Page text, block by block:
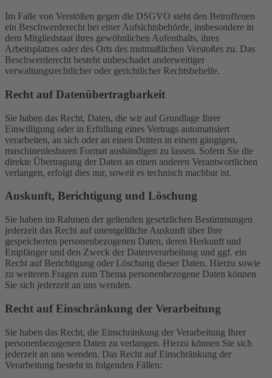
Im Falle von Verstößen gegen die DSGVO steht den Betroffenen
ein Beschwerderecht bei einer Aufsichtsbehörde, insbesondere in
dem Mitgliedstaat ihres gewöhnlichen Aufenthalts, ihres
Arbeitsplatzes oder des Orts des mutmaßlichen Verstoßes zu. Das
Beschwerderecht besteht unbeschadet anderweitiger
verwaltungsrechtlicher oder gerichtlicher Rechtsbehelfe.
Recht auf Daten­übertrag­barkeit
Sie haben das Recht, Daten, die wir auf Grundlage Ihrer
Einwilligung oder in Erfüllung eines Vertrags automatisiert
verarbeiten, an sich oder an einen Dritten in einem gängigen,
maschinenlesbaren Format aushändigen zu lassen. Sofern Sie die
direkte Übertragung der Daten an einen anderen Verantwortlichen
verlangen, erfolgt dies nur, soweit es technisch machbar ist.
Auskunft, Berichtigung und Löschung
Sie haben im Rahmen der geltenden gesetzlichen Bestimmungen
jederzeit das Recht auf unentgeltliche Auskunft über Ihre
gespeicherten personenbezogenen Daten, deren Herkunft und
Empfänger und den Zweck der Datenverarbeitung und ggf. ein
Recht auf Berichtigung oder Löschung dieser Daten. Hierzu sowie
zu weiteren Fragen zum Thema personenbezogene Daten können
Sie sich jederzeit an uns wenden.
Recht auf Einschränkung der Verarbeitung
Sie haben das Recht, die Einschränkung der Verarbeitung Ihrer
personenbezogenen Daten zu verlangen. Hierzu können Sie sich
jederzeit an uns wenden. Das Recht auf Einschränkung der
Verarbeitung besteht in folgenden Fällen: